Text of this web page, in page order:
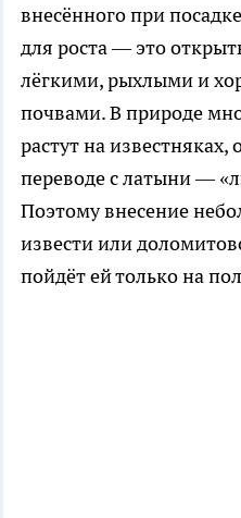
внесённого при
для роста — это
лёгкими, рыхлыми и
почвами. В природе
растут на известняках,
переводе с латыни —
Поэтому внесение
извести или
пойдёт ей только на